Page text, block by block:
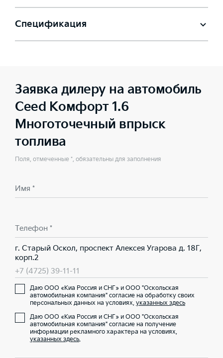
Спецификация
Заявка дилеру на автомобиль
Ceed Комфорт 1.6
Многоточечный впрыск
топлива
Поля, отмеченные *, обязательны для заполнения
Имя *
Телефон *
г. Старый Оскол, проспект Алексея Угарова д. 18Г,
корп.2
+7 (4725) 39-11-11
Даю ООО «Киа Россия и СНГ» и ООО "Оскольская
автомобильная компания" согласие на обработку своих
персональных данных на условиях, указанных здесь
Даю ООО «Киа Россия и СНГ» и ООО "Оскольская
автомобильная компания" согласие на получение
информации рекламного характера на условиях,
указанных здесь.